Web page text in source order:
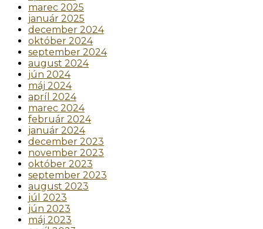
marec 2025
január 2025
december 2024
október 2024
september 2024
august 2024
jún 2024
máj 2024
apríl 2024
marec 2024
február 2024
január 2024
december 2023
november 2023
október 2023
september 2023
august 2023
júl 2023
jún 2023
máj 2023